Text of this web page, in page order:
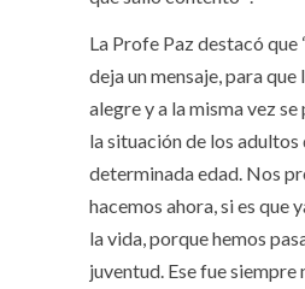
La Profe Paz destacó que
deja un mensaje, para que
alegre y a la misma vez
la situación de los adultos
determinada edad. Nos
hacemos ahora, si es que
la vida, porque hemos
juventud. Ese fue